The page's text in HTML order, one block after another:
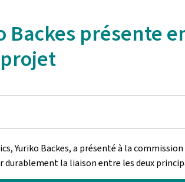
Backes présente
Yuriko Backes, a présenté à la
la liaison entre les deux